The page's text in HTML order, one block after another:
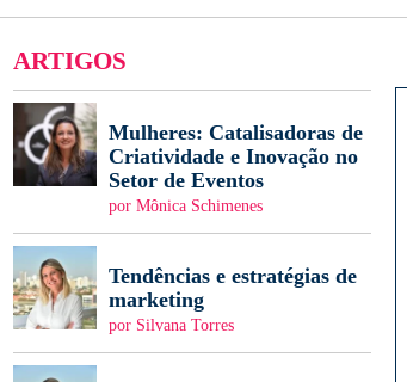
ARTIGOS
Mulheres: Catalisadoras de
Criatividade e Inovação no
Setor de Eventos
por Mônica Schimenes
Tendências e estratégias de
marketing
por Silvana Torres